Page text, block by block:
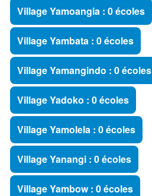
Village Yamoangia : 0 écoles
Village Yambata : 0 écoles
Village Yamangindo : 0 écoles
Village Yadoko : 0 écoles
Village Yamolela : 0 écoles
Village Yanangi : 0 écoles
Village Yambow : 0 écoles